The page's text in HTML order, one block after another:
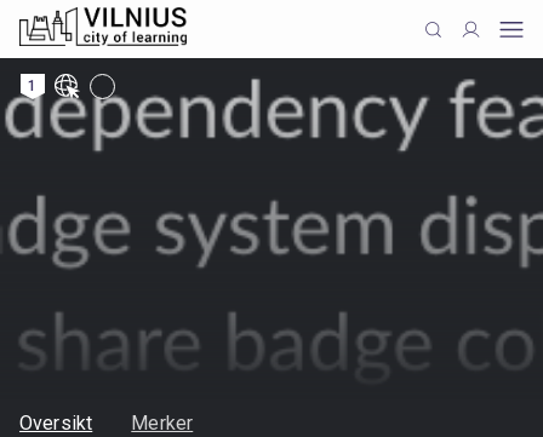
1
Oversikt Merker